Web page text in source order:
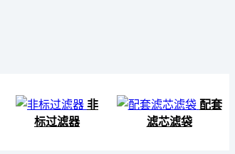
非
标过滤器
配套
滤芯滤袋